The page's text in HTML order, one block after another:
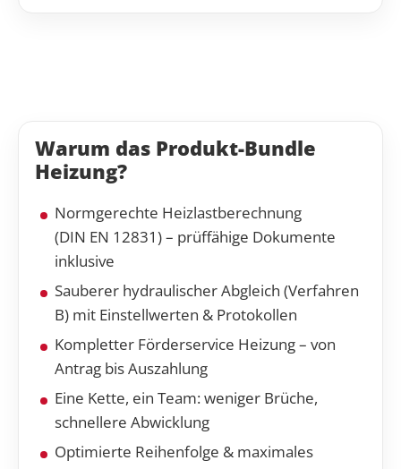
Warum das Produkt-Bundle
Heizung?
Normgerechte Heizlastberechnung
(DIN EN 12831) – prüffähige Dokumente
inklusive
Sauberer hydraulischer Abgleich (Verfahren
B) mit Einstellwerten & Protokollen
Kompletter Förderservice Heizung – von
Antrag bis Auszahlung
Eine Kette, ein Team: weniger Brüche,
schnellere Abwicklung
Optimierte Reihenfolge & maximales